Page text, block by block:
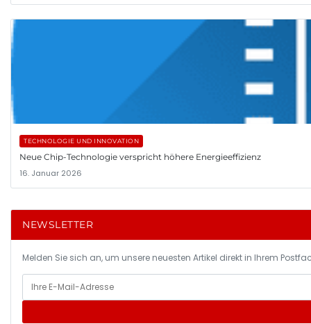
TECHNOLOGIE UND INNOVATION
Neue Chip-Technologie verspricht höhere Energieeffizienz
16. Januar 2026
NEWSLETTER
Melden Sie sich an, um unsere neuesten Artikel direkt in Ihrem